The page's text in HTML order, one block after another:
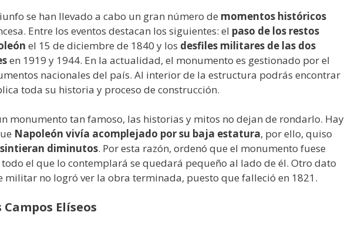
se han llevado a cabo un gran número de momentos históricos
Entre los eventos destacan los siguientes: el paso de los restos
el 15 de diciembre de 1840 y los desfiles militares de las dos
en 1919 y 1944. En la actualidad, el monumento es gestionado por el
nacionales del país. Al interior de la estructura podrás encontrar
toda su historia y proceso de construcción.
monumento tan famoso, las historias y mitos no dejan de rondarlo. Hay
Napoleón vivía acomplejado por su baja estatura, por ello, quiso
sintieran diminutos. Por esta razón, ordenó que el monumento fuese
el que lo contemplará se quedará pequeño al lado de él. Otro dato
militar no logró ver la obra terminada, puesto que falleció en 1821.
Elíseos